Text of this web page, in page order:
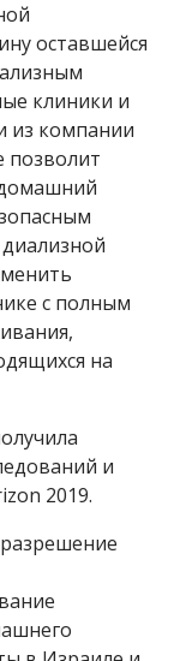
оставшейся
клиники и
из компании
позволит
с полным
на
и
2019.